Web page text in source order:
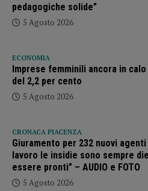
pedagogiche solide”
5 Agosto 2026
ECONOMIA
Imprese femminili ancora in
del 2,2 per cento
5 Agosto 2026
CRONACA PIACENZA
Giuramento per 232 nuovi
lavoro le insidie sono sempre
essere pronti” – AUDIO e FOTO
5 Agosto 2026